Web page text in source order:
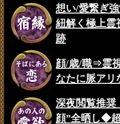
想い/愛繋ぎ
紐解く極上霊
跡
顔/歳/職⇒霊
なたに脈ア
深夜閲覧推奨
顔”全晒し◆